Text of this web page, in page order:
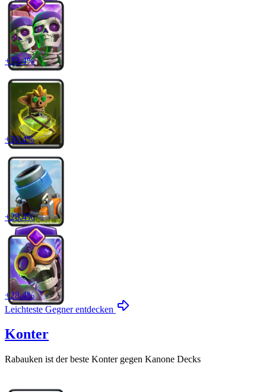
+33.4%
+30.4%
+28.4%
+28.4%
Leichteste Gegner entdecken
Konter
Rabauken ist der beste Konter gegen Kanone Decks